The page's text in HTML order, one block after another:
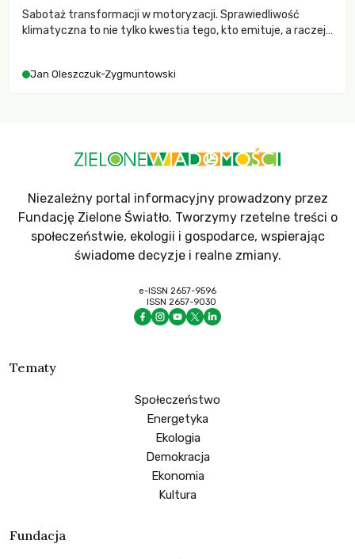
Sabotaż transformacji w motoryzacji. Sprawiedliwość
klimatyczna to nie tylko kwestia tego, kto emituje, a raczej
Jan Oleszczuk-Zygmuntowski
Niezależny portal informacyjny prowadzony przez
Fundację Zielone Światło. Tworzymy rzetelne treści o
społeczeństwie, ekologii i gospodarce, wspierając
świadome decyzje i realne zmiany.
e-ISSN 2657-9596
ISSN 2657-9030
Tematy
Społeczeństwo
Energetyka
Ekologia
Demokracja
Ekonomia
Kultura
Fundacja